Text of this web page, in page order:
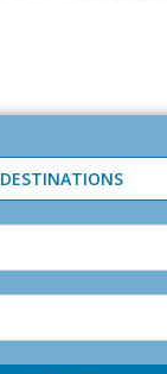
DESTINATIONS